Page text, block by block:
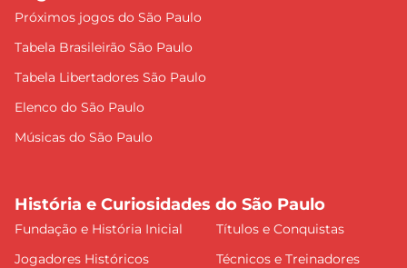
Próximos jogos do São Paulo
Tabela Brasileirão São Paulo
Tabela Libertadores São Paulo
Elenco do São Paulo
Músicas do São Paulo
História e Curiosidades do São Paulo
Fundação e História Inicial
Títulos e Conquistas
Jogadores Históricos
Técnicos e Treinadores